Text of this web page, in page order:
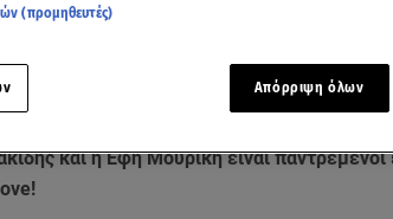
Add star.gr on Google
και η Έφη Μουρίκη είναι παντρεμένοι
(προμηθευτές)
Απόρριψη όλων